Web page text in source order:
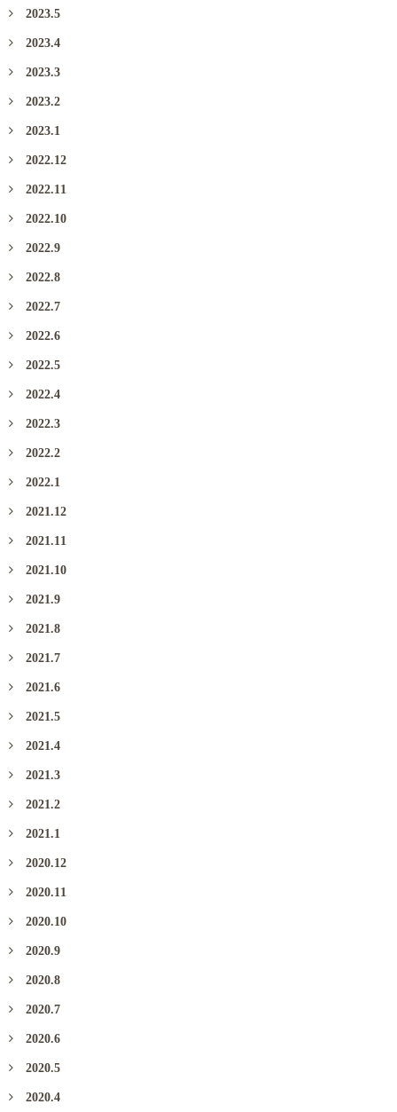
2023.5
2023.4
2023.3
2023.2
2023.1
2022.12
2022.11
2022.10
2022.9
2022.8
2022.7
2022.6
2022.5
2022.4
2022.3
2022.2
2022.1
2021.12
2021.11
2021.10
2021.9
2021.8
2021.7
2021.6
2021.5
2021.4
2021.3
2021.2
2021.1
2020.12
2020.11
2020.10
2020.9
2020.8
2020.7
2020.6
2020.5
2020.4